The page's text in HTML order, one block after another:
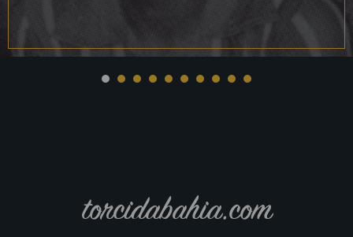
torcidabahia.com